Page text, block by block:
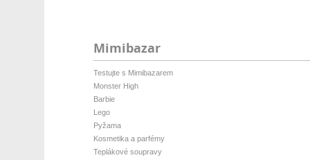
Mimibazar
Testujte s Mimibazarem
Monster High
Barbie
Lego
Pyžama
Kosmetika a parfémy
Teplákové soupravy